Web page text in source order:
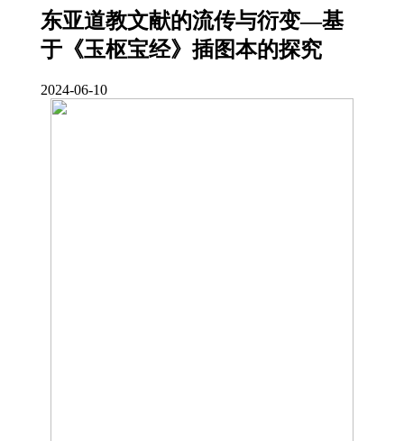
东亚道教文献的流传与衍变—基
于《玉枢宝经》插图本的探究
2024-06-10